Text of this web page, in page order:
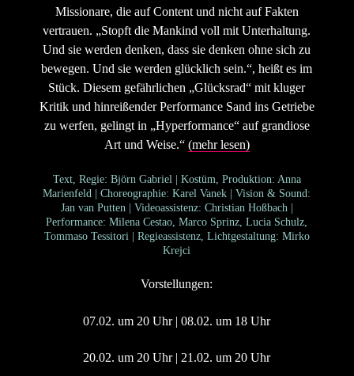
Missionare, die auf Content und nicht auf Fakten
vertrauen. „Stopft die Mankind voll mit Unterhaltung.
Und sie werden denken, dass sie denken ohne sich zu
bewegen. Und sie werden glücklich sein.“, heißt es im
Stück. Diesem gefährlichen „Glücksrad“ mit kluger
Kritik und hinreißender Performance Sand ins Getriebe
zu werfen, gelingt in „Hyperformance“ auf grandiose
Art und Weise.“ (mehr lesen)
Text, Regie: Björn Gabriel | Kostüm, Produktion: Anna
Marienfeld | Choreographie: Karel Vanek | Vision & Sound:
Jan van Putten | Videoassistenz: Christian Hoßbach |
Performance: Milena Cestao, Marco Sprinz, Lucia Schulz,
Tommaso Tessitori | Regieassistenz, Lichtgestaltung: Mirko
Krejci
Vorstellungen:
07.02. um 20 Uhr | 08.02. um 18 Uhr
20.02. um 20 Uhr | 21.02. um 20 Uhr